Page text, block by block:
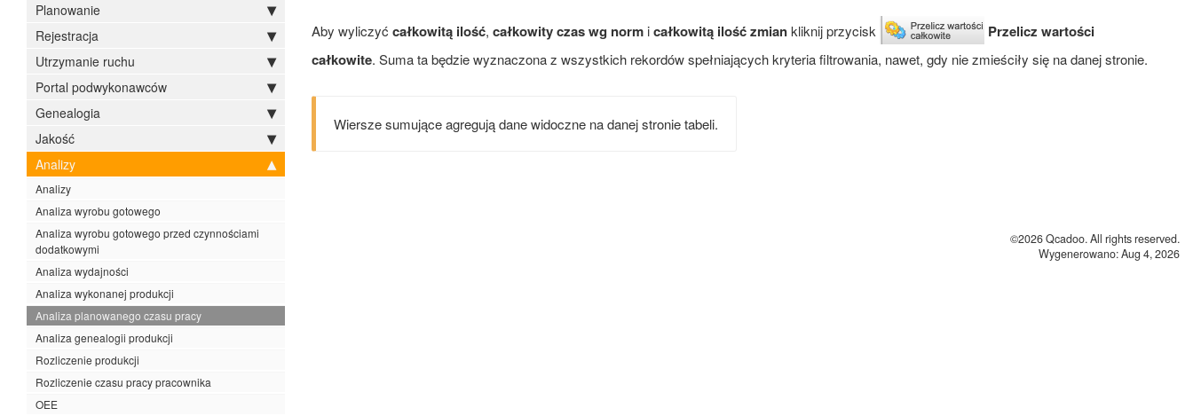
Planowanie
Rejestracja
Utrzymanie ruchu
Portal podwykonawców
Genealogia
Jakość
Analizy
Analizy
Analiza wyrobu gotowego
Analiza wyrobu gotowego przed czynnościami
dodatkowymi
Analiza wydajności
Analiza wykonanej produkcji
Analiza planowanego czasu pracy
Analiza genealogii produkcji
Rozliczenie produkcji
Rozliczenie czasu pracy pracownika
OEE
Aby wyliczyć całkowitą ilość, całkowity czas wg norm icałkowitą ilość zmiankliknij przycisk
Przelicz wartości
całkowite. Suma ta będzie wyznaczona z wszystkich rekordów spełniających kryteria filtrowania, nawet, gdy nie zmieściły się na danej stronie.
Wiersze sumujące agregują dane widoczne na danej stronie tabeli.
©2026 Qcadoo. All rights reserved.
Wygenerowano: Aug 4, 2026